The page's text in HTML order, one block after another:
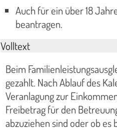
Auch für ein über 18
beantragen.
Volltext
Beim
gezahlt. Nach Ablauf des
Veranlagung zur
Freibetrag für den
abzuziehen sind oder ob